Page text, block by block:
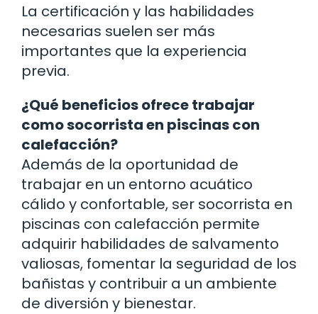
La certificación y las habilidades
necesarias suelen ser más
importantes que la experiencia
previa.
¿Qué beneficios ofrece trabajar
como socorrista en piscinas con
calefacción?
Además de la oportunidad de
trabajar en un entorno acuático
cálido y confortable, ser socorrista en
piscinas con calefacción permite
adquirir habilidades de salvamento
valiosas, fomentar la seguridad de los
bañistas y contribuir a un ambiente
de diversión y bienestar.